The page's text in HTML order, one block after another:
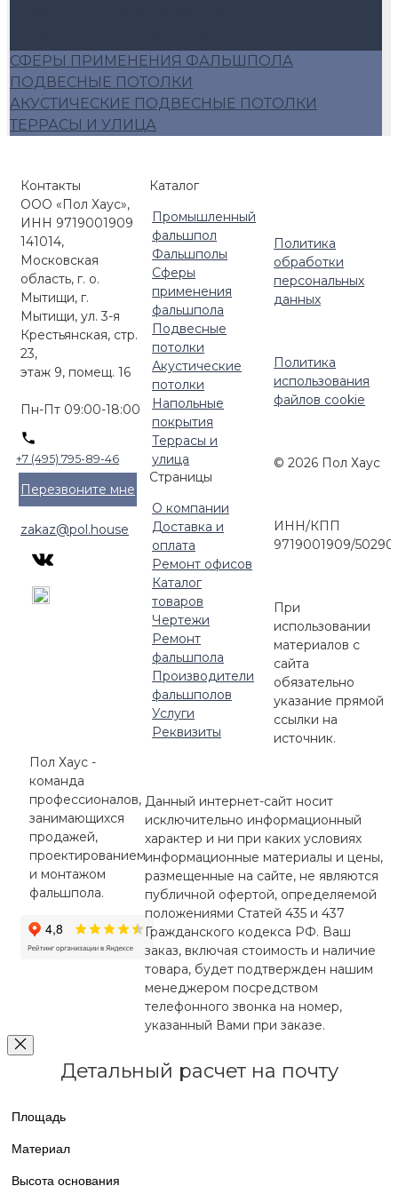
Стойки (опоры) для фальшпола
Аксессуары для фальшпола
Алюминиевый фальшпол
Плиты фальшопола 600*600
Люки для фальшпола
СФЕРЫ ПРИМЕНЕНИЯ ФАЛЬШПОЛА
ПОДВЕСНЫЕ ПОТОЛКИ
АКУСТИЧЕСКИЕ ПОДВЕСНЫЕ ПОТОЛКИ
ТЕРРАСЫ И УЛИЦА
Контакты
ООО «Пол Хаус»,
ИНН 9719001909
141014,
Московская
область, г. о.
Мытищи, г.
Мытищи, ул. 3-я
Крестьянская, стр.
23,
этаж 9, помещ. 16
Пн-Пт 09:00-18:00
+7 (495) 795-89-46
Перезвоните мне
zakaz@pol.house
Каталог
Промышленный
фальшпол
Фальшполы
Сферы
применения
фальшпола
Подвесные
потолки
Акустические
потолки
Напольные
покрытия
Террасы и
улица
Страницы
О компании
Доставка и
оплата
Ремонт офисов
Каталог
товаров
Чертежи
Ремонт
фальшпола
Производители
фальшполов
Услуги
Реквизиты
Пол Хаус -
команда
профессионалов,
занимающихся
продажей,
проектированием
и монтажом
фальшпола.
Политика
обработки
персональных
данных
Политика
использования
файлов cookie
© 2026 Пол Хаус
ИНН/КПП
9719001909/
При
использовании
материалов с
сайта
обязательно
указание прямой
ссылки на
источник.
Данный интернет-сайт носит
исключительно информационный
характер и ни при каких условиях
информационные материалы и цены,
размещенные на сайте, не являются
публичной офертой, определяемой
положениями Статей 435 и 437
Гражданского кодекса РФ. Ваш
заказ, включая стоимость и наличие
товара, будет подтвержден нашим
менеджером посредством
телефонного звонка на номер,
указанный Вами при заказе.
Детальный расчет на почту
Площадь
Материал
Высота основания